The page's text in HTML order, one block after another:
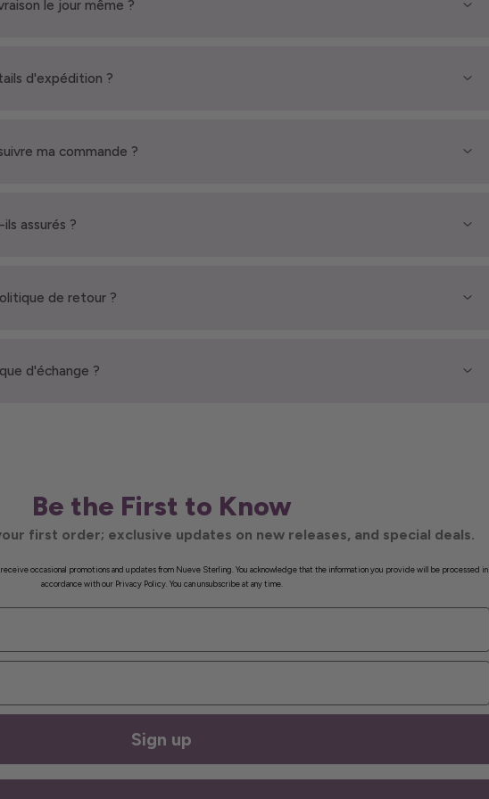
le jour même ?
d'expédition ?
ma commande ?
assurés ?
de retour ?
d'échange ?
Be the First to Know
first order; exclusive updates on new releases, and special deals.
occasional promotions and updates from Nueve Sterling. You acknowledge that the information you provide will be processed in
accordance with our Privacy Policy. You can unsubscribe at any time.
Sign up